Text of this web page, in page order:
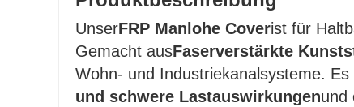
UnserFRP Manlohe Coverist für
Gemacht ausFaserverstärkte
Wohn- und Industriekanalsysteme. Es
und schwere Lastauswirkungenund